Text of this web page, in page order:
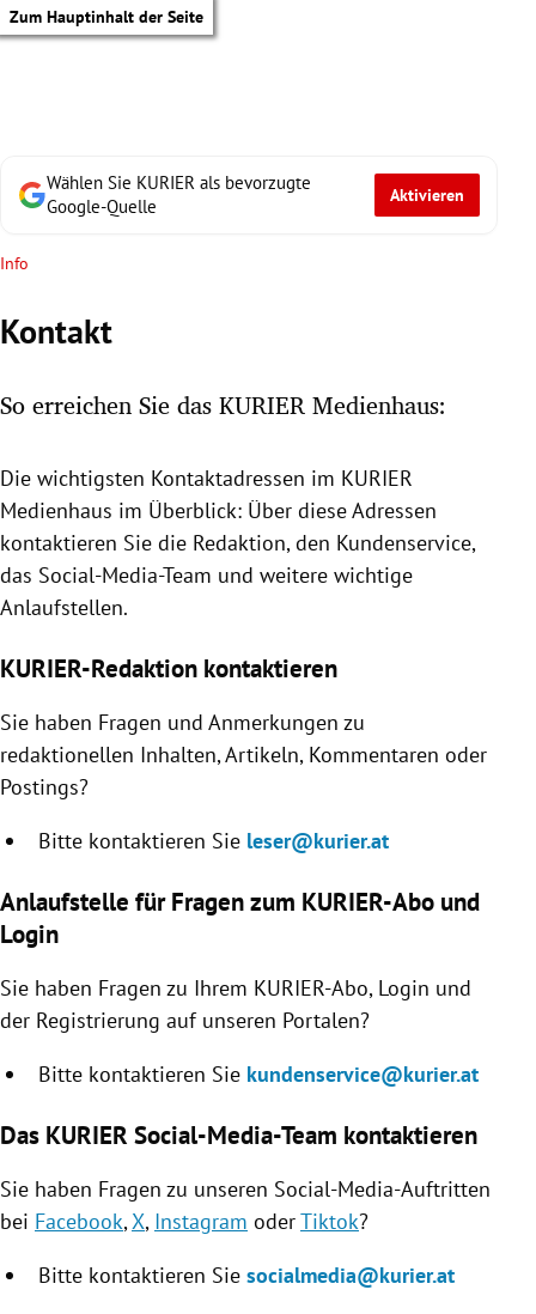
Zum Hauptinhalt der Seite
Untermenü
Untermenü
Untermenü
Untermenü
Untermenü
Untermenü
Untermenü
Untermenü
Wählen Sie KURIER als bevorzugte
Google-Quelle
Aktivieren
Info
Kontakt
So erreichen Sie das KURIER Medienhaus:
Die wichtigsten Kontaktadressen im KURIER
Medienhaus im Überblick: Über diese Adressen
kontaktieren Sie die Redaktion, den Kundenservice,
das Social-Media-Team und weitere wichtige
Anlaufstellen.
KURIER-Redaktion kontaktieren
Sie haben Fragen und Anmerkungen zu
redaktionellen Inhalten, Artikeln, Kommentaren oder
Postings?
Bitte kontaktieren Sie leser@kurier.at
Anlaufstelle für Fragen zum KURIER-Abo und
Login
Sie haben Fragen zu Ihrem KURIER-Abo, Login und
der Registrierung auf unseren Portalen?
Bitte kontaktieren Sie kundenservice@kurier.at
Das KURIER Social-Media-Team kontaktieren
Sie haben Fragen zu unseren Social-Media-Auftritten
bei Facebook, X, Instagram oderTiktok?
Bitte kontaktieren Sie socialmedia@kurier.at